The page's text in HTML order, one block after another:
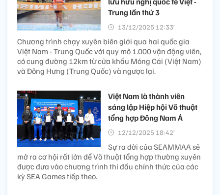
Trung lần thứ 3
13/12/2025 12:33’
Chương trình chạy xuyên biên giới qua hai quốc gia
Việt Nam - Trung Quốc với quy mô 1.000 vận động viên,
có cung đường 12km từ cửa khẩu Móng Cái (Việt Nam)
và Đông Hưng (Trung Quốc) và ngược lại.
Việt Nam là thành viên
sáng lập Hiệp hội Võ thuật
tổng hợp Đông Nam Á
12/12/2025 18:42’
Sự ra đời của SEAMMAA sẽ
mở ra cơ hội rất lớn để Võ thuật tổng hợp thường xuyên
được đưa vào chương trình thi đấu chính thức của các
kỳ SEA Games tiếp theo.